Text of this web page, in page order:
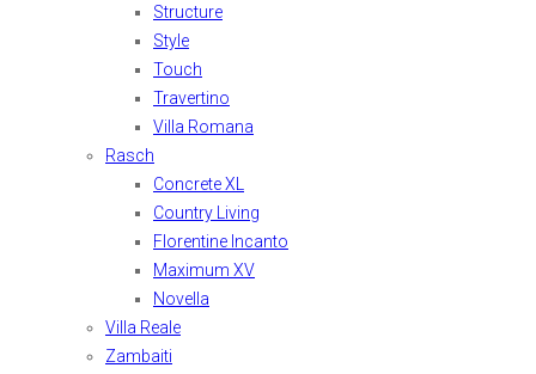
Structure
Style
Touch
Travertino
Villa Romana
Rasch
Concrete XL
Country Living
Florentine Incanto
Maximum XV
Novella
Villa Reale
Zambaiti